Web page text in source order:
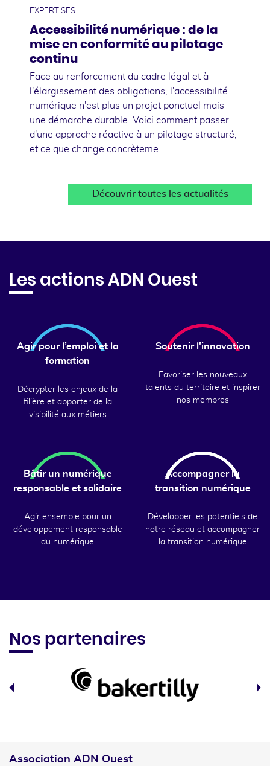
EXPERTISES
Accessibilité numérique : de la
mise en conformité au pilotage
continu
Face au renforcement du cadre légal et à
l'élargissement des obligations, l'accessibilité
numérique n'est plus un projet ponctuel mais
une démarche durable. Voici comment passer
d'une approche réactive à un pilotage structuré,
et ce que change concrèteme…
Découvrir toutes les actualités
Les actions ADN Ouest
Agir pour l’emploi et la
formation
Décrypter les enjeux de la
filière et apporter de la
visibilité aux métiers
Soutenir l'innovation
Favoriser les nouveaux
talents du territoire et inspirer
nos membres
Bâtir un numérique
responsable et solidaire
Agir ensemble pour un
développement responsable
du numérique
Accompagner la
transition numérique
Développer les potentiels de
notre réseau et accompagner
la transition numérique
Nos partenaires
Association ADN Ouest